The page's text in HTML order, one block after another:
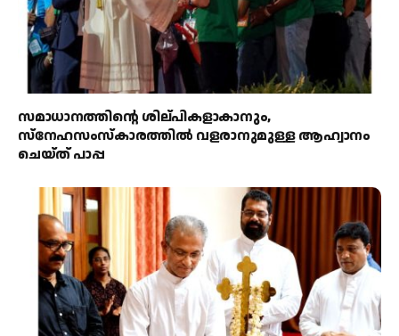
സമാധാനത്തിന്റെ ശില്പികളാകാനും,
സ്നേഹസംസ്കാരത്തിൽ വളരാനുമുള്ള ആഹ്വാനം
ചെയ്ത് പാപ്പ